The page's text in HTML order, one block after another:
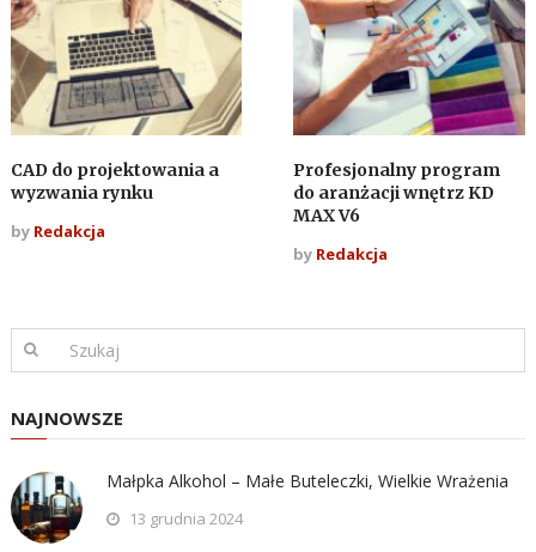
CAD do projektowania a
wyzwania rynku
by Redakcja
Profesjonalny program
do aranżacji wnętrz KD
MAX V6
by Redakcja
NAJNOWSZE
Małpka Alkohol – Małe Buteleczki, Wielkie Wrażenia
13 grudnia 2024